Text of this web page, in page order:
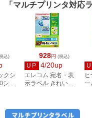
「マルチプリンタ対応
928円 (税込)
UP 4/20up
エレコム 宛名・表
示ラベル きれい貼
ー
込)
クシ
ー